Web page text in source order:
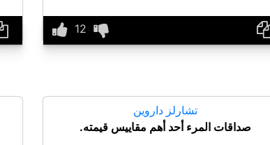
تشارلز داروين
صداقات المرء أحد أهم مقاييس قيمته.